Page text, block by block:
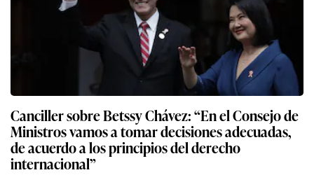
Canciller sobre Betssy Chávez: “En el Consejo de
Ministros vamos a tomar decisiones adecuadas,
de acuerdo a los principios del derecho
internacional”